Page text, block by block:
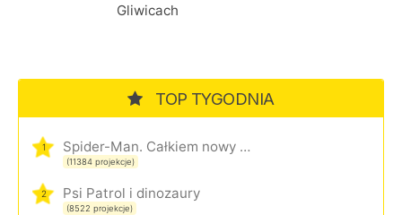
Gliwicach
TOP TYGODNIA
1 Spider-Man. Całkiem nowy dzień
(11384 projekcje)
2 Psi Patrol i dinozaury
(8522 projekcje)